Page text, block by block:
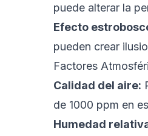
puede alterar la
Efecto
pueden crear
Factores
Calidad del aire:
de 1000 ppm en
Humedad